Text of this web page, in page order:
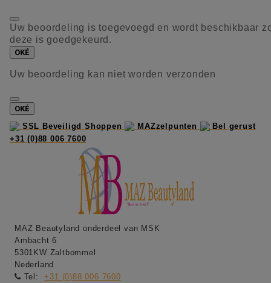
Uw beoordeling is toegevoegd en wordt beschikbaar
deze is goedgekeurd.
OKÉ
Uw beoordeling kan niet worden verzonden
OKÉ
SSL Beveiligd Shoppen
MAZzelpunten
Bel gerust
+31 (0)88 006 7600
MAZ Beautyland onderdeel van MSK
Ambacht 6
5301KW Zaltbommel
Nederland
Tel:
+31 (0)88 006 7600